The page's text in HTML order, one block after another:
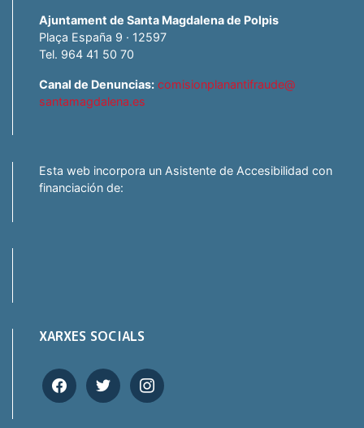
Ajuntament de Santa Magdalena de Polpis
Plaça España 9 · 12597
Tel. 964 41 50 70
Canal de Denuncias: comisionplanantifraude@
santamagdalena.es
Esta web incorpora un Asistente de Accesibilidad con
financiación de:
XARXES SOCIALS
facebooktwitter instagram